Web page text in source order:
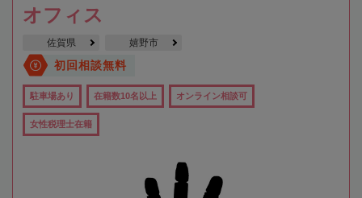
オフィス
佐賀県 嬉野市
初回相談無料
駐車場あり 在籍数10名以上 オンライン相談可
女性税理士在籍